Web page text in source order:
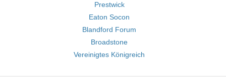
Prestwick
Eaton Socon
Blandford Forum
Broadstone
Vereinigtes Königreich